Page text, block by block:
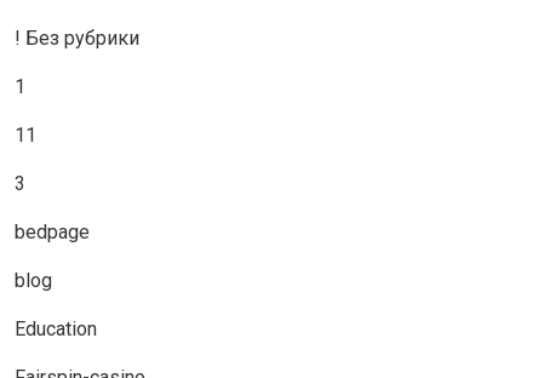
! Без рубрики
1
11
3
bedpage
blog
Education